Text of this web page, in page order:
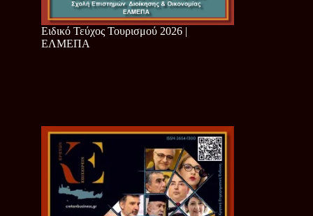
Ειδικό Τεύχος Τουρισμού 2026 |
ΕΛΜΕΠΑ